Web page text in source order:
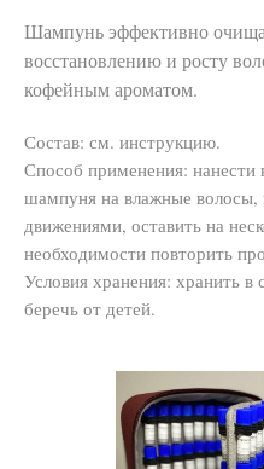
Шампунь эффективно
восстановлению и росту
кофейным ароматом.
Состав: см. инструкцию.
Способ применения: нанести
шампуня на влажные
движениями, оставить на
необходимости повторить
Условия хранения: хранить
беречь от детей.